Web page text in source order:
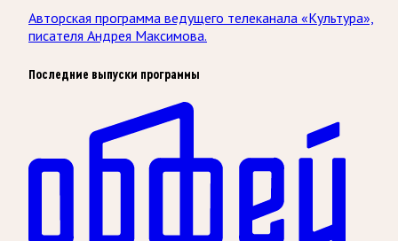
Авторская программа ведущего телеканала «Культура»,
писателя Андрея Максимова.
Последние выпуски программы